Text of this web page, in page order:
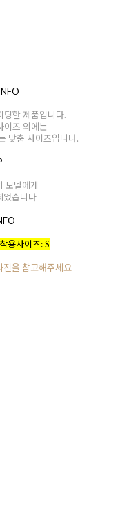
팅한 제품입니다.
이즈 외에는
맞춤 사이즈입니다.
모델에게
었습니다
용사이즈: S
진을 참고해주세요